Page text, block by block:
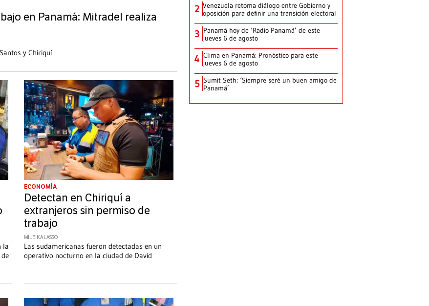
en Panamá: Mitradel realiza
y Chiriquí
la
ECONOMÍA
Detectan en Chiriquí a
extranjeros sin permiso de
trabajo
MILEIKA LASSO
Las sudamericanas fueron detectadas en un
operativo nocturno en la ciudad de David
2 Venezuela retoma diálogo entre Gobierno y
oposición para definir una transición electoral
3 Panamá hoy de ‘Radio Panamá’ de este
jueves 6 de agosto
4 Clima en Panamá: Pronóstico para este
jueves 6 de agosto
5 Sumit Seth: ‘Siempre seré un buen amigo de
Panamá’